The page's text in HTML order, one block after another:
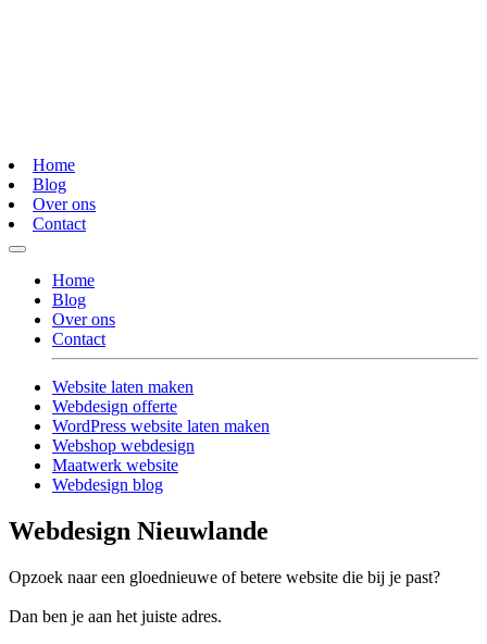
Home
Blog
Over ons
Contact
Home
Blog
Over ons
Contact
Website laten maken
Webdesign offerte
WordPress website laten maken
Webshop webdesign
Maatwerk website
Webdesign blog
Webdesign Nieuwlande
Opzoek naar een gloednieuwe of betere website die bij je past?
Dan ben je aan het juiste adres.